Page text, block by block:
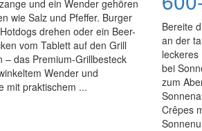
und ein Wender gehören
wie Salz und Pfeffer. Burger
drehen oder ein Beer-
vom Tablett auf den Grill
– das Premium-Grillbesteck
Wender und
mit praktischem ...
Bereite
an der
bei
zum
Crêpes